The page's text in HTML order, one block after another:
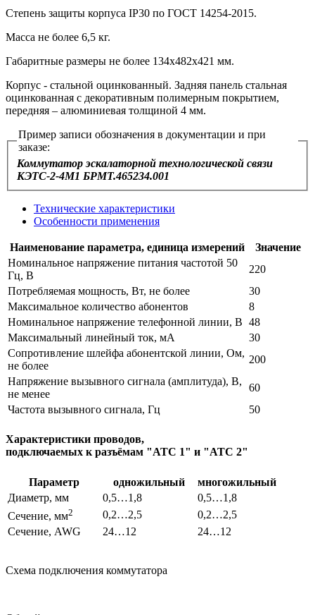
Степень защиты корпуса IP30 по ГОСТ 14254‑2015.
Масса не более 6,5 кг.
Габаритные размеры не более 134х482х421 мм.
Корпус - стальной оцинкованный. Задняя панель стальная
оцинкованная с декоративным полимерным покрытием,
передняя – алюминиевая толщиной 4 мм.
Пример записи обозначения в документации и при
заказе:
Коммутатор эскалаторной технологической связи
КЭТС-2-4М1 БРМТ.465234.001
Технические характеристики
Особенности применения
Наименование параметра, единица измерений
Значение
Номинальное напряжение питания частотой 50
Гц, В
220
Потребляемая мощность, Вт, не более
30
Максимальное количество абонентов
8
Номинальное напряжение телефонной линии, В 48
Максимальный линейный ток, мА
30
Сопротивление шлейфа абонентской линии, Ом,
не более
200
Напряжение вызывного сигнала (амплитуда), В,
не менее
60
Частота вызывного сигнала, Гц
50
Характеристики проводов,
подключаемых к разъёмам "АТС 1" и "АТС 2"
Параметр одножильный
многожильный
Диаметр, мм
0,5…1,8
0,5…1,8
Сечение, мм2 0,2…2,5
0,2…2,5
Сечение, AWG
24…12 24…12
Схема подключения коммутатора